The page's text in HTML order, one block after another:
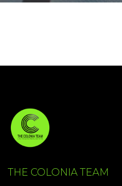
THE COLONIA TEAM